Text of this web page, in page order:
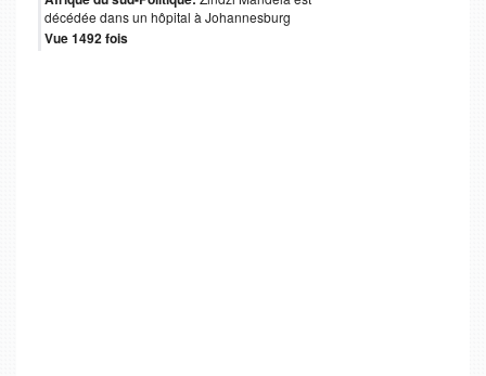
décédée dans un hôpital à Johannesburg
Vue 1492 fois